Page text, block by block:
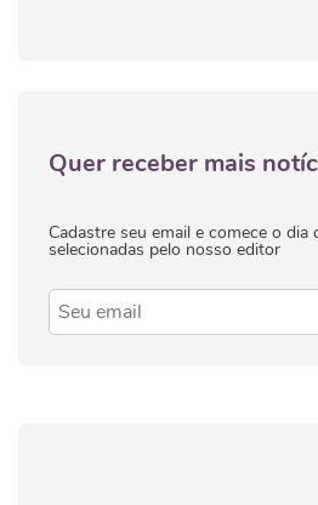
Quer receber mais
Cadastre seu email e comece o dia
selecionadas pelo nosso editor